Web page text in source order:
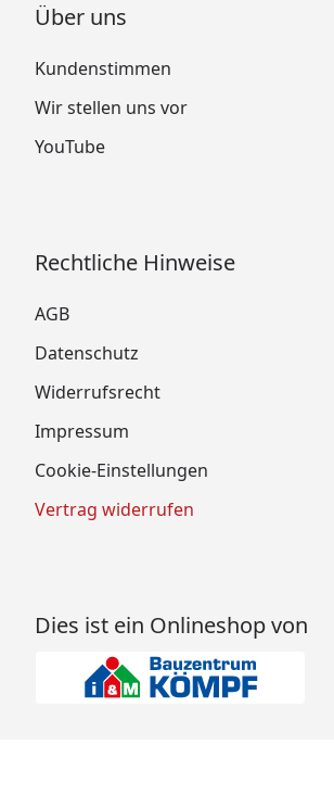
Über uns
Kundenstimmen
Wir stellen uns vor
YouTube
Rechtliche Hinweise
AGB
Datenschutz
Widerrufsrecht
Impressum
Cookie-Einstellungen
Vertrag widerrufen
Dies ist ein Onlineshop von